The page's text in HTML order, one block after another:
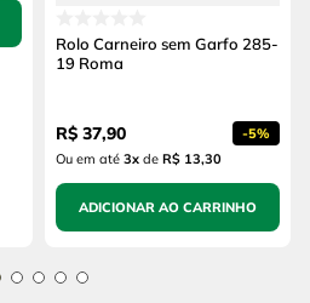
Rolo Carneiro sem Garfo 285-
19 Roma
R$ 37,90 -5%
Ou em até 3x de R$ 13,30
ADICIONAR AO CARRINHO